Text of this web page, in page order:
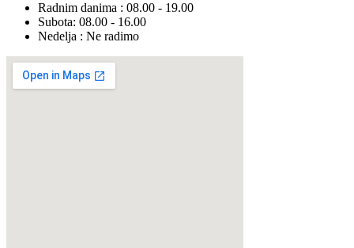
Radnim danima : 08.00 - 19.00
Subota: 08.00 - 16.00
Nedelja : Ne radimo